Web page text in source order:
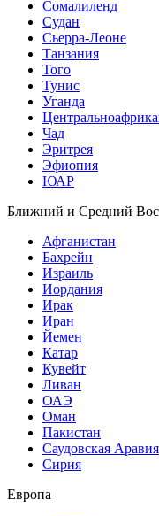
Сомалиленд
Судан
Сьерра-Леоне
Танзания
Того
Тунис
Уганда
Чад
Эритрея
Эфиопия
ЮАР
Ближний и Средний
Афганистан
Бахрейн
Израиль
Иордания
Ирак
Иран
Йемен
Катар
Кувейт
Ливан
ОАЭ
Оман
Пакистан
Саудовская Аравия
Сирия
Европа